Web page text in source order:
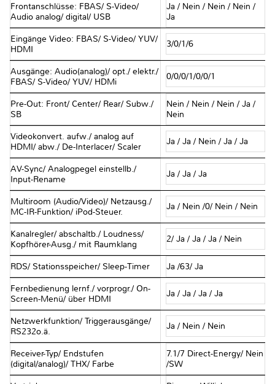
Frontanschlüsse: FBAS/ S-Video/
Audio analog/ digital/ USB
Ja / Nein / Nein / Nein /
Ja
Eingänge Video: FBAS/ S-Video/ YUV/
HDMI
3/0/1/6
Ausgänge: Audio(analog)/ opt./ elektr./
FBAS/ S-Video/ YUV/ HDMi
0/0/0/1/0/0/1
Pre-Out: Front/ Center/ Rear/ Subw./
SB
Nein / Nein / Nein / Ja /
Nein
Videokonvert. aufw./ analog auf
HDMI/ abw./ De-Interlacer/ Scaler
Ja / Ja / Nein / Ja / Ja
AV-Sync/ Analogpegel einstellb./
Input-Rename
Ja / Ja / Ja
Multiroom (Audio/Video)/ Netzausg./
MC-IR-Funktion/ iPod-Steuer.
Ja / Nein /0/ Nein / Nein
Kanalregler/ abschaltb./ Loudness/
Kopfhörer-Ausg./ mit Raumklang
2/ Ja / Ja / Ja / Nein
RDS/ Stationsspeicher/ Sleep-Timer Ja /63/ Ja
Fernbedienung lernf./ vorprogr./ On-
Screen-Menü/ über HDMI
Ja / Ja / Ja / Ja
Netzwerkfunktion/ Triggerausgänge/
RS232o.ä.
Ja / Nein / Nein
Receiver-Typ/ Endstufen
(digital/analog)/ THX/ Farbe
7.1/7 Direct-Energy/ Nein
/SW